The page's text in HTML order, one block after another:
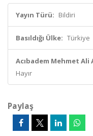
Yayın Türü: Bildiri
Basıldığı Ülke: Türkiye
Acıbadem Mehmet
Hayır
Paylaş